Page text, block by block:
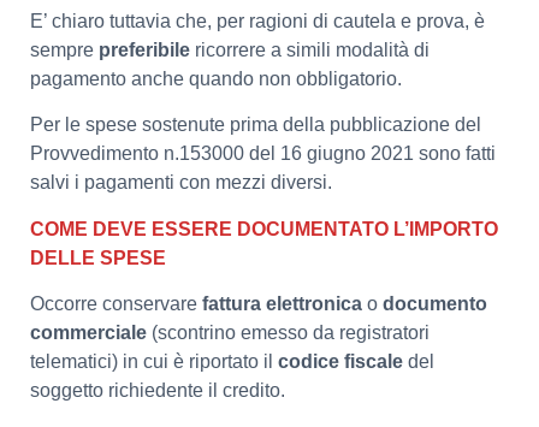
E’ chiaro tuttavia che, per ragioni di cautela e prova, è
sempre preferibile ricorrere a simili modalità di
pagamento anche quando non obbligatorio.
Per le spese sostenute prima della pubblicazione del
Provvedimento n.153000 del 16 giugno 2021 sono fatti
salvi i pagamenti con mezzi diversi.
COME DEVE ESSERE DOCUMENTATO L’IMPORTO
DELLE SPESE
Occorre conservare fattura elettronica o documento
commerciale (scontrino emesso da registratori
telematici) in cui è riportato il codice fiscale del
soggetto richiedente il credito.